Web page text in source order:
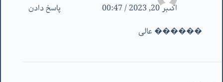
اکتبر 20, 2023 / 00:47
پاسخ دادن
������ عالی